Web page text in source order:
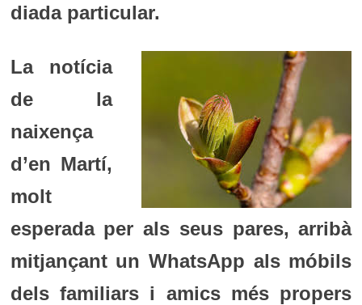
diada particular.
La notícia
de la
naixença
d’en Martí,
molt
esperada per als seus pares, arribà
mitjançant un WhatsApp als móbils
dels familiars i amics més propers